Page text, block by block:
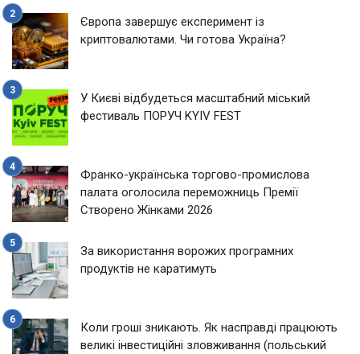
Європа завершує експеримент із
криптовалютами. Чи готова Україна?
У Києві відбудеться масштабний міський
фестиваль ПОРУЧ KYIV FEST
Франко-українська торгово-промислова
палата оголосила переможниць Премії
Створено Жінками 2026
За використання ворожих програмних
продуктів не каратимуть
Коли гроші зникають. Як насправді працюють
великі інвестиційні зловживання (польський